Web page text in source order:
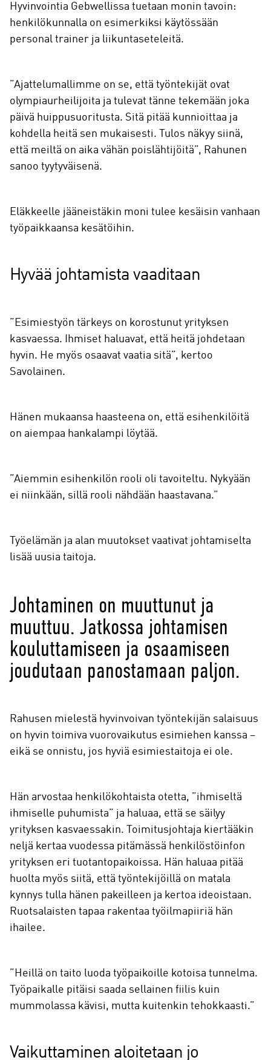
Hyvinvointia Gebwellissa tuetaan monin tavoin:
henkilökunnalla on esimerkiksi käytössään
personal trainer ja liikuntaseteleitä.
”Ajattelumallimme on se, että työntekijät ovat
olympiaurheilijoita ja tulevat tänne tekemään joka
päivä huippusuoritusta. Sitä pitää kunnioittaa ja
kohdella heitä sen mukaisesti. Tulos näkyy siinä,
että meiltä on aika vähän poislähtijöitä”, Rahunen
sanoo tyytyväisenä.
Eläkkeelle jääneistäkin moni tulee kesäisin vanhaan
työpaikkaansa kesätöihin.
Hyvää johtamista vaaditaan
”Esimiestyön tärkeys on korostunut yrityksen
kasvaessa. Ihmiset haluavat, että heitä johdetaan
hyvin. He myös osaavat vaatia sitä”, kertoo
Savolainen.
Hänen mukaansa haasteena on, että esihenkilöitä
on aiempaa hankalampi löytää.
”Aiemmin esihenkilön rooli oli tavoiteltu. Nykyään
ei niinkään, sillä rooli nähdään haastavana.”
Työelämän ja alan muutokset vaativat johtamiselta
lisää uusia taitoja.
Johtaminen on muuttunut ja
muuttuu. Jatkossa johtamisen
kouluttamiseen ja osaamiseen
joudutaan panostamaan paljon.
Rahusen mielestä hyvinvoivan työntekijän salaisuus
on hyvin toimiva vuorovaikutus esimiehen kanssa –
eikä se onnistu, jos hyviä esimiestaitoja ei ole.
Hän arvostaa henkilökohtaista otetta, ”ihmiseltä
ihmiselle puhumista” ja haluaa, että se säilyy
yrityksen kasvaessakin. Toimitusjohtaja kiertääkin
neljä kertaa vuodessa pitämässä henkilöstöinfon
yrityksen eri tuotantopaikoissa. Hän haluaa pitää
huolta myös siitä, että työntekijöillä on matala
kynnys tulla hänen pakeilleen ja kertoa ideoistaan.
Ruotsalaisten tapaa rakentaa työilmapiiriä hän
ihailee.
”Heillä on taito luoda työpaikoille kotoisa tunnelma.
Työpaikalle pitäisi saada sellainen fiilis kuin
mummolassa kävisi, mutta kuitenkin tehokkaasti.”
Vaikuttaminen aloitetaan jo